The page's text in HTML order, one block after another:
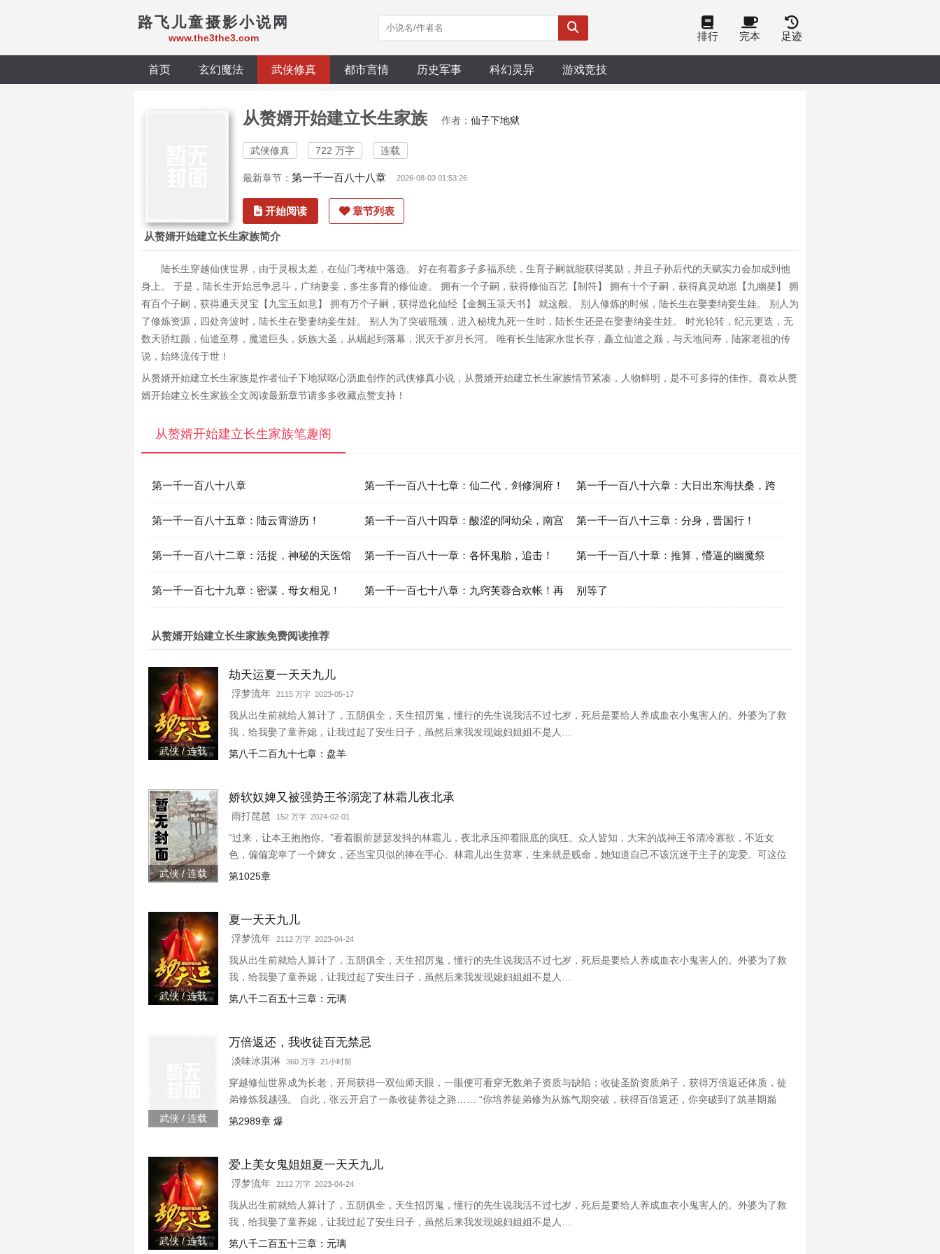
路飞儿童摄影小说网
www.the3the3.com 排行 完本 足迹
首页 玄幻魔法 武侠修真 都市言情 历史军事 科幻灵异 游戏竞技
从赘婿开始建立长生家族 作者： 仙子下地狱
武侠修真 722 万字 连载
最新章节： 第一千一百八十八章 2026-08-03 01:53:26
开始阅读 章节列表
从赘婿开始建立长生家族简介
陆长生穿越仙侠世界，由于灵根太差，在仙门考核中落选。 好在有着多子多福系统，生育子嗣就能获得奖励，并且子孙后代的天赋实力会加成到他
身上。 于是，陆长生开始忌争忌斗，广纳妻妾，多生多育的修仙途。 拥有一个子嗣，获得修仙百艺【制符】 拥有十个子嗣，获得真灵幼崽【九幽獒】 拥
有百个子嗣，获得通天灵宝【九宝玉如意】 拥有万个子嗣，获得造化仙经【金阙玉箓天书】 就这般。 别人修炼的时候，陆长生在娶妻纳妾生娃。 别人为
了修炼资源，四处奔波时，陆长生在娶妻纳妾生娃。 别人为了突破瓶颈，进入秘境九死一生时，陆长生还是在娶妻纳妾生娃。 时光轮转，纪元更迭，无
数天骄红颜，仙道至尊，魔道巨头，妖族大圣，从崛起到落幕，泯灭于岁月长河。 唯有长生陆家永世长存，矗立仙道之巅，与天地同寿，陆家老祖的传
说，始终流传于世！
从赘婿开始建立长生家族是作者仙子下地狱呕心沥血创作的武侠修真小说，从赘婿开始建立长生家族情节紧凑，人物鲜明，是不可多得的佳作。喜欢从赘
婿开始建立长生家族全文阅读最新章节请多多收藏点赞支持！
从赘婿开始建立长生家族笔趣阁
第一千一百八十八章 第一千一百八十七章：仙二代，剑修洞府！ 第一千一百八十六章：大日出东海扶桑，跨
界！
第一千一百八十五章：陆云霄游历！ 第一千一百八十四章：酸涩的阿幼朵，南宫
迷离冲击元婴！
第一千一百八十三章：分身，晋国行！
第一千一百八十二章：活捉，神秘的天医馆
主！
第一千一百八十一章：各怀鬼胎，追击！ 第一千一百八十章：推算，懵逼的幽魔祭
祀！
第一千一百七十九章：密谋，母女相见！ 第一千一百七十八章：九窍芙蓉合欢帐！再 别等了
从赘婿开始建立长生家族免费阅读推荐
武侠 / 连载
劫天运夏一天天九儿
浮梦流年 2115 万字 2023-05-17
我从出生前就给人算计了，五阴俱全，天生招厉鬼，懂行的先生说我活不过七岁，死后是要给人养成血衣小鬼害人的。外婆为了救
我，给我娶了童养媳，让我过起了安生日子，虽然后来我发现媳妇姐姐不是人…
第八千二百九十七章：盘羊
武侠 / 连载
娇软奴婢又被强势王爷溺宠了林霜儿夜北承
雨打琵琶 152 万字 2024-02-01
“过来，让本王抱抱你。”看着眼前瑟瑟发抖的林霜儿，夜北承压抑着眼底的疯狂。众人皆知，大宋的战神王爷清冷寡欲，不近女
色，偏偏宠幸了一个婢女，还当宝贝似的捧在手心。林霜儿出生贫寒，生来就是贱命，她知道自己不该沉迷于主子的宠爱。可这位
主子，替她撑腰，在她面前屈尊降贵，还给了她独一无二的偏宠。林霜儿泥足深陷，心里眼里都只容得下他。可是后来，主子带回
第1025章
武侠 / 连载
夏一天天九儿
浮梦流年 2112 万字 2023-04-24
我从出生前就给人算计了，五阴俱全，天生招厉鬼，懂行的先生说我活不过七岁，死后是要给人养成血衣小鬼害人的。外婆为了救
我，给我娶了童养媳，让我过起了安生日子，虽然后来我发现媳妇姐姐不是人…
第八千二百五十三章：元璃
武侠 / 连载
万倍返还，我收徒百无禁忌
淡味冰淇淋 360 万字 21小时前
穿越修仙世界成为长老，开局获得一双仙师天眼，一眼便可看穿无数弟子资质与缺陷；收徒圣阶资质弟子，获得万倍返还体质，徒
弟修炼我越强。 自此，张云开启了一条收徒养徒之路…… “你培养徒弟修为从炼气期突破，获得百倍返还，你突破到了筑基期巅
峰！” “你培养徒弟修为从筑基期突破，获得千倍返还，你突破到了金丹期巅峰！” “你培养徒弟修为从金丹期突破，获得万倍返还，
第2989章 爆
武侠 / 连载
爱上美女鬼姐姐夏一天天九儿
浮梦流年 2112 万字 2023-04-24
我从出生前就给人算计了，五阴俱全，天生招厉鬼，懂行的先生说我活不过七岁，死后是要给人养成血衣小鬼害人的。外婆为了救
我，给我娶了童养媳，让我过起了安生日子，虽然后来我发现媳妇姐姐不是人…
第八千二百五十三章：元璃